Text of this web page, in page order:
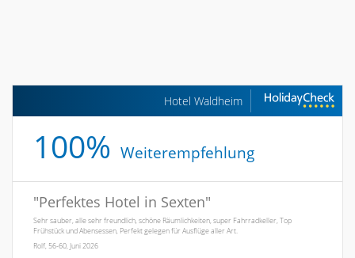
Hotel Waldheim
100% Weiterempfehlung
"Perfektes Hotel in Sexten"
Sehr sauber, alle sehr freundlich, schöne Räumlichkeiten, super Fahrradkeller, Top
Frühstück und Abensessen, Perfekt gelegen für Ausflüge aller Art.
Rolf, 56-60, Juni 2026